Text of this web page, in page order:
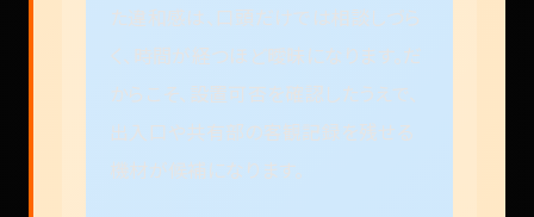
た違和感は、口頭だけでは相談しづら
く、時間が経つほど曖昧になります。だ
からこそ、設置可否を確認したうえで、
出入口や共有部の客観記録を残せる
機材が候補になります。